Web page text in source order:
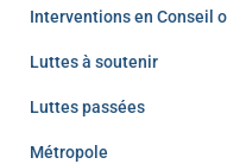
Interventions en Conseil
Luttes à soutenir
Luttes passées
Métropole